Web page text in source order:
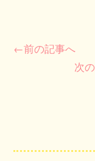
←前の記事へ
次